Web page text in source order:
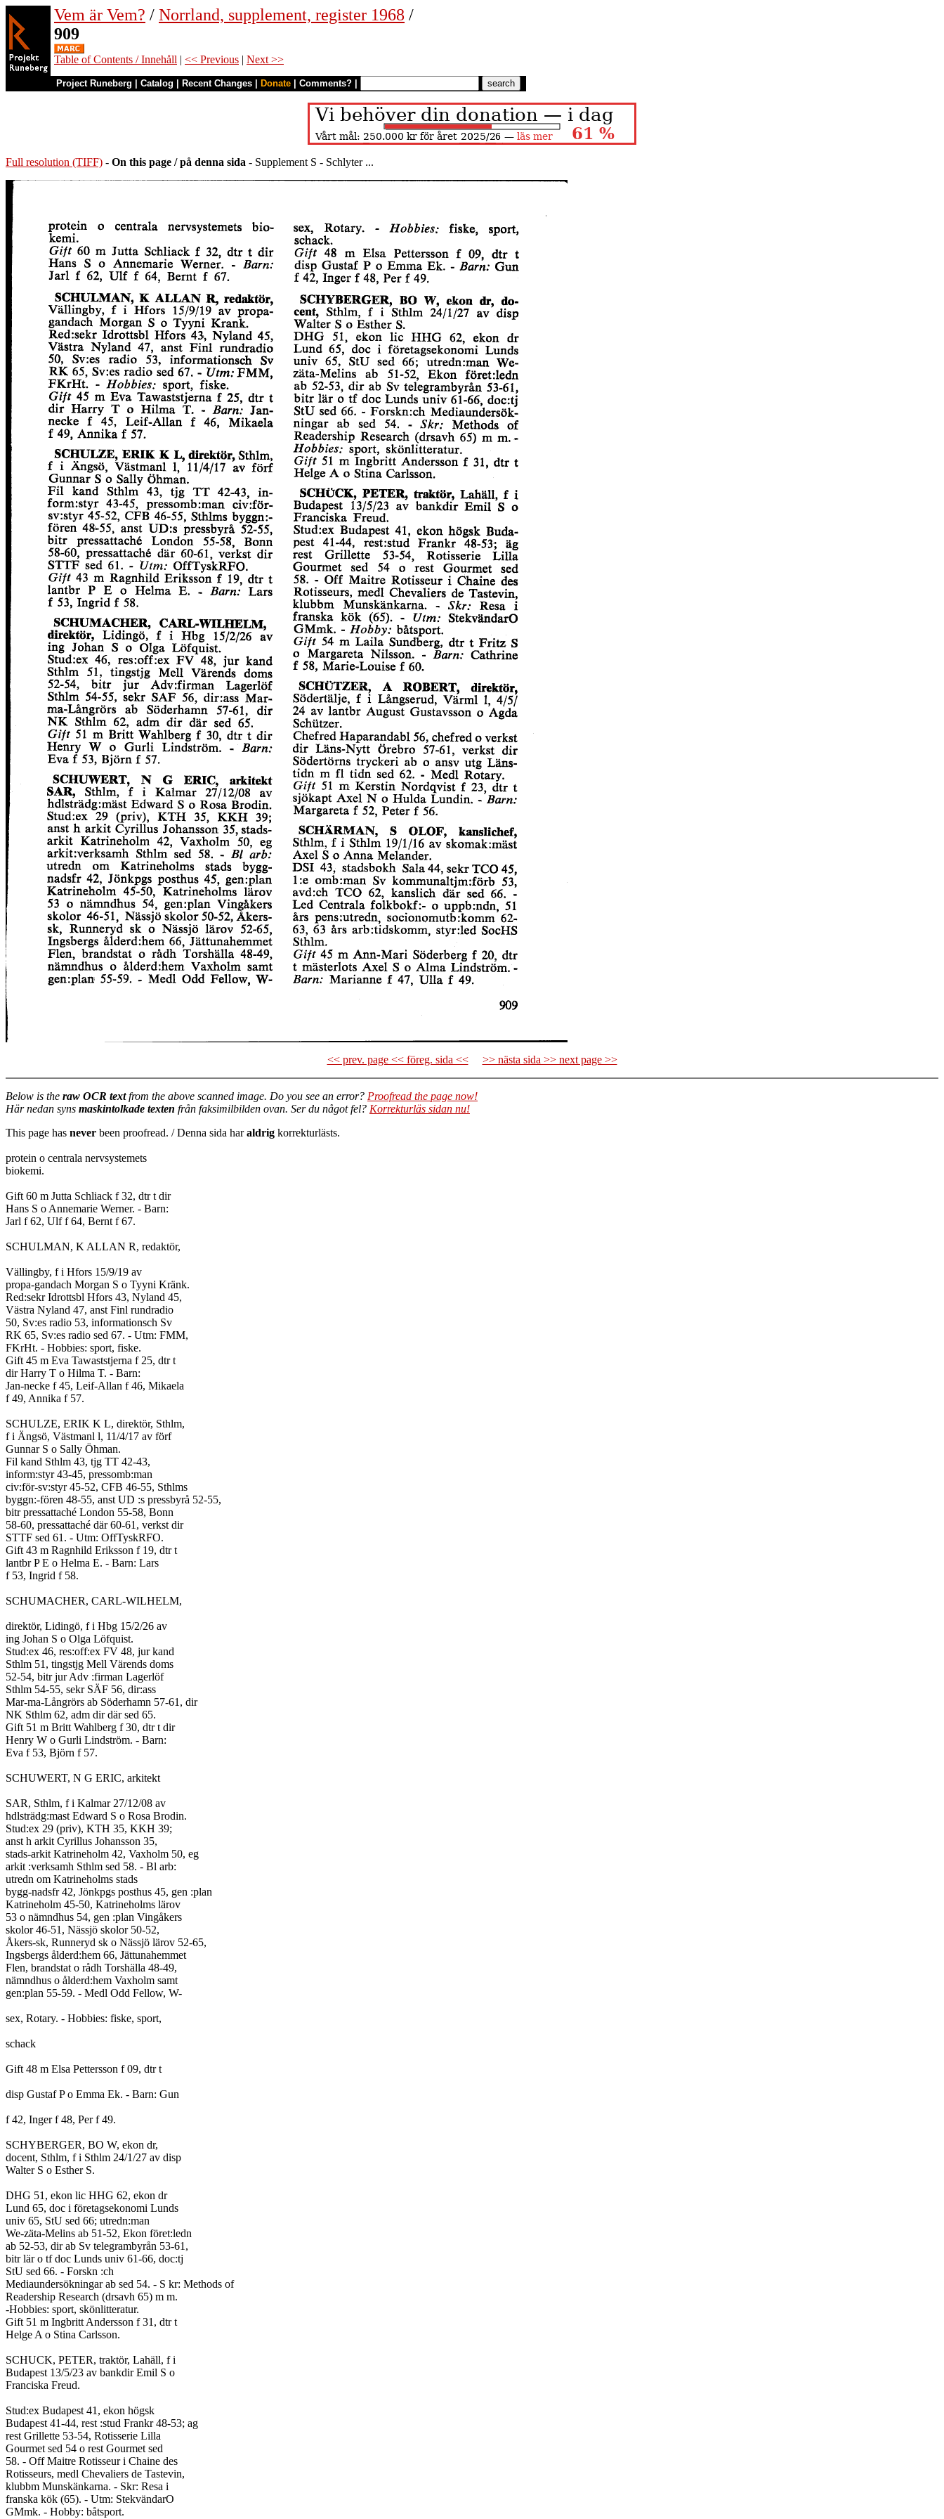
Vem är Vem? / Norrland, supplement, register 1968 /
909
Table of Contents / Innehåll | << Previous | Next >>
Project Runeberg Catalog Recent Changes Donate Comments?
Full resolution (TIFF) - On this page / på denna sida - Supplement S - Schlyter ...
<< prev. page << föreg. sida << >> nästa sida >> next page >>
Below is the raw OCR textfrom the above scanned image. Do you see an error? Proofread the page now!
Här nedan syns maskintolkade texten från faksimilbilden ovan. Ser du något fel? Korrekturläs sidan nu!
This page has never been proofread. / Denna sida haraldrig korrekturlästs.
protein o centrala nervsystemets
biokemi.
Gift 60 m Jutta Schliack f 32, dtr t dir
Hans S o Annemarie Werner. - Barn:
Jarl f 62, Ulf f 64, Bernt f 67.
SCHULMAN, K ALLAN R, redaktör,
Vällingby, f i Hfors 15/9/19 av
propa-gandach Morgan S o Tyyni Kränk.
Red:sekr Idrottsbl Hfors 43, Nyland 45,
Västra Nyland 47, anst Finl rundradio
50, Sv:es radio 53, informationsch Sv
RK 65, Sv:es radio sed 67. - Utm: FMM,
FKrHt. - Hobbies: sport, fiske.
Gift 45 m Eva Tawaststjerna f 25, dtr t
dir Harry T o Hilma T. - Barn:
Jan-necke f 45, Leif-Allan f 46, Mikaela
f 49, Annika f 57.
SCHULZE, ERIK K L, direktör, Sthlm,
f i Ängsö, Västmanl l, 11/4/17 av förf
Gunnar S o Sally Öhman.
Fil kand Sthlm 43, tjg TT 42-43,
inform:styr 43-45, pressomb:man
civ:för-sv:styr 45-52, CFB 46-55, Sthlms
byggn:-fören 48-55, anst UD :s pressbyrå 52-55,
bitr pressattaché London 55-58, Bonn
58-60, pressattaché där 60-61, verkst dir
STTF sed 61. - Utm: OffTyskRFO.
Gift 43 m Ragnhild Eriksson f 19, dtr t
lantbr P E o Helma E. - Barn: Lars
f 53, Ingrid f 58.
SCHUMACHER, CARL-WILHELM,
direktör, Lidingö, f i Hbg 15/2/26 av
ing Johan S o Olga Löfquist.
Stud:ex 46, res:off:ex FV 48, jur kand
Sthlm 51, tingstjg Mell Värends doms
52-54, bitr jur Adv :firman Lagerlöf
Sthlm 54-55, sekr SÄF 56, dir:ass
Mar-ma-Långrörs ab Söderhamn 57-61, dir
NK Sthlm 62, adm dir där sed 65.
Gift 51 m Britt Wahlberg f 30, dtr t dir
Henry W o Gurli Lindström. - Barn:
Eva f 53, Björn f 57.
SCHUWERT, N G ERIC, arkitekt
SAR, Sthlm, f i Kalmar 27/12/08 av
hdlsträdg:mast Edward S o Rosa Brodin.
Stud:ex 29 (priv), KTH 35, KKH 39;
anst h arkit Cyrillus Johansson 35,
stads-arkit Katrineholm 42, Vaxholm 50, eg
arkit :verksamh Sthlm sed 58. - Bl arb:
utredn om Katrineholms stads
bygg-nadsfr 42, Jönkpgs posthus 45, gen :plan
Katrineholm 45-50, Katrineholms lärov
53 o nämndhus 54, gen :plan Vingåkers
skolor 46-51, Nässjö skolor 50-52,
Åkers-sk, Runneryd sk o Nässjö lärov 52-65,
Ingsbergs ålderd:hem 66, Jättunahemmet
Flen, brandstat o rådh Torshälla 48-49,
nämndhus o ålderd:hem Vaxholm samt
gen:plan 55-59. - Medl Odd Fellow, W-
sex, Rotary. - Hobbies: fiske, sport,
schack
Gift 48 m Elsa Pettersson f 09, dtr t
disp Gustaf P o Emma Ek. - Barn: Gun
f 42, Inger f 48, Per f 49.
SCHYBERGER, BO W, ekon dr,
docent, Sthlm, f i Sthlm 24/1/27 av disp
Walter S o Esther S.
DHG 51, ekon lic HHG 62, ekon dr
Lund 65, doc i företagsekonomi Lunds
univ 65, StU sed 66; utredn:man
We-zäta-Melins ab 51-52, Ekon föret:ledn
ab 52-53, dir ab Sv telegrambyrån 53-61,
bitr lär o tf doc Lunds univ 61-66, doc:tj
StU sed 66. - Forskn :ch
Mediaundersökningar ab sed 54. - S kr: Methods of
Readership Research (drsavh 65) m m.
-Hobbies: sport, skönlitteratur.
Gift 51 m Ingbritt Andersson f 31, dtr t
Helge A o Stina Carlsson.
SCHUCK, PETER, traktör, Lahäll, f i
Budapest 13/5/23 av bankdir Emil S o
Franciska Freud.
Stud:ex Budapest 41, ekon högsk
Budapest 41-44, rest :stud Frankr 48-53; ag
rest Grillette 53-54, Rotisserie Lilla
Gourmet sed 54 o rest Gourmet sed
58. - Off Maitre Rotisseur i Chaine des
Rotisseurs, medl Chevaliers de Tastevin,
klubbm Munskänkarna. - Skr: Resa i
franska kök (65). - Utm: StekvändarO
GMmk. - Hobby: båtsport.